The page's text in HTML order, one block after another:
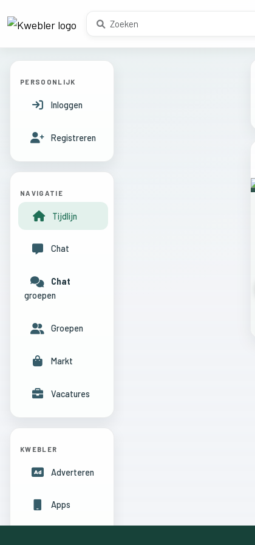
PERSOONLIJK
Inloggen
Registreren
NAVIGATIE
Tijdlijn
Chat
Chat
groepen
Groepen
Markt
Vacatures
KWEBLER
Adverteren
Apps